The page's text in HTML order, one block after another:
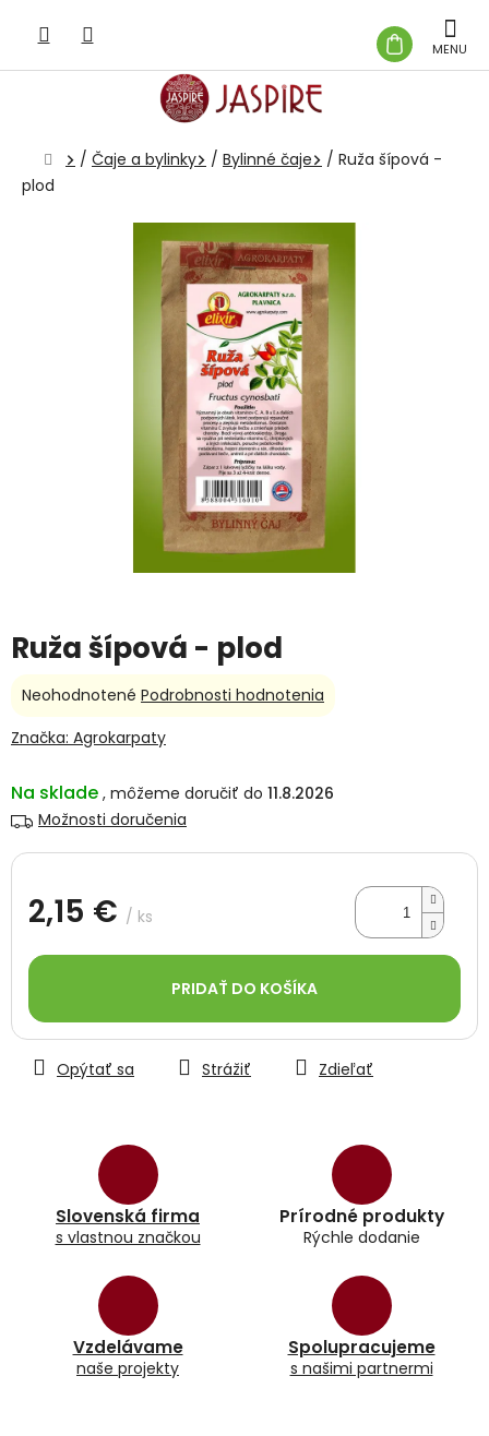
obsah
KOŠÍK
Domov
/ Čaje a bylinky / Bylinné čaje / Ruža šípová -
plod
Ruža šípová - plod
Na sklade
11.8.2026
Možnosti doručenia
2,15 € / ks
cena:
PRIDAŤ DO KOŠÍKA
Slovenská firma
s vlastnou značkou
Prírodné produkty
Rýchle dodanie
Vzdelávame
naše projekty
Spolupracujeme
s našimi partnermi
Opýtať sa Strážiť Zdieľať
Priemerné
produktu
z
5
Neohodnotené Podrobnosti hodnotenia
Značka: Agrokarpaty